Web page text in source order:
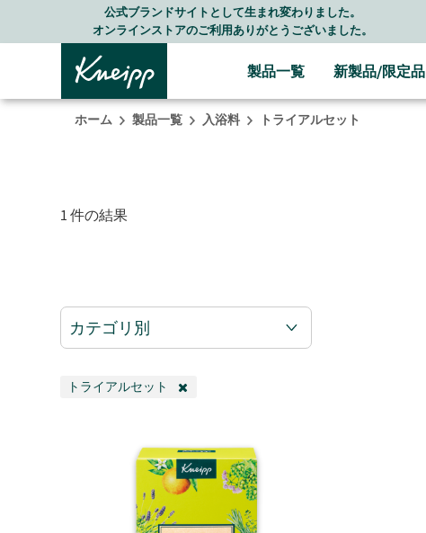
Skip to main content
Skip to footer content公式ブランドサイトとして生まれ変わりました。
オンラインストアのご利用ありがとうございました。
製品一覧 新製品/限定品
ホーム 製品一覧 入浴料 トライアルセット
1 件の結果
カテゴリ別
トライアルセット